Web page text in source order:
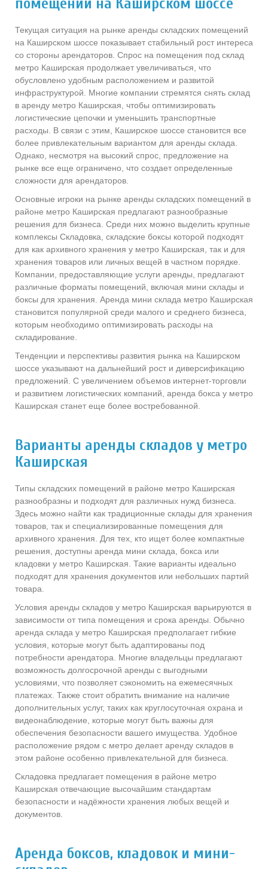
Текущая ситуация на рынке аренды складских помещений
на Каширском шоссе показывает стабильный рост интереса
со стороны арендаторов. Спрос на помещения под склад
метро Каширская продолжает увеличиваться, что
обусловлено удобным расположением и развитой
инфраструктурой. Многие компании стремятся снять склад
в аренду метро Каширская, чтобы оптимизировать
логистические цепочки и уменьшить транспортные
расходы. В связи с этим, Каширское шоссе становится все
более привлекательным вариантом для аренды склада.
Однако, несмотря на высокий спрос, предложение на
рынке все еще ограничено, что создает определенные
сложности для арендаторов.
Основные игроки на рынке аренды складских помещений в
районе метро Каширская предлагают разнообразные
решения для бизнеса. Среди них можно выделить крупные
комплексы Складовка, складские боксы которой подходят
для как архивного хранения у метро Каширская, так и для
хранения товаров или личных вещей в частном порядке.
Компании, предоставляющие услуги аренды, предлагают
различные форматы помещений, включая мини склады и
боксы для хранения. Аренда мини склада метро Каширская
становится популярной среди малого и среднего бизнеса,
которым необходимо оптимизировать расходы на
складирование.
Тенденции и перспективы развития рынка на Каширском
шоссе указывают на дальнейший рост и диверсификацию
предложений. С увеличением объемов интернет-торговли
и развитием логистических компаний, аренда бокса у метро
Каширская станет еще более востребованной.
Варианты аренды складов у метро
Каширская
Типы складских помещений в районе метро Каширская
разнообразны и подходят для различных нужд бизнеса.
Здесь можно найти как традиционные склады для хранения
товаров, так и специализированные помещения для
архивного хранения. Для тех, кто ищет более компактные
решения, доступны аренда мини склада, бокса или
кладовки у метро Каширская. Такие варианты идеально
подходят для хранения документов или небольших партий
товара.
Условия аренды складов у метро Каширская варьируются в
зависимости от типа помещения и срока аренды. Обычно
аренда склада у метро Каширская предполагает гибкие
условия, которые могут быть адаптированы под
потребности арендатора. Многие владельцы предлагают
возможность долгосрочной аренды с выгодными
условиями, что позволяет сэкономить на ежемесячных
платежах. Также стоит обратить внимание на наличие
дополнительных услуг, таких как круглосуточная охрана и
видеонаблюдение, которые могут быть важны для
обеспечения безопасности вашего имущества. Удобное
расположение рядом с метро делает аренду складов в
этом районе особенно привлекательной для бизнеса.
Складовка предлагает помещения в районе метро
Каширская отвечающие высочайшим стандартам
безопасности и надёжности хранения любых вещей и
документов.
Аренда боксов, кладовок и мини-